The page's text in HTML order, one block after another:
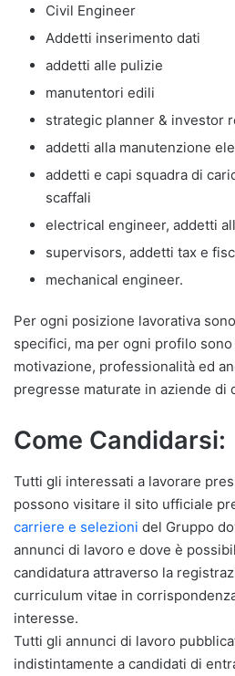
Civil Engineer
Addetti inserimento dati
addetti alle pulizie
manutentori edili
strategic planner & investor
addetti alla manutenzione
addetti e capi squadra di
scaffali
electrical engineer, addetti
supervisors, addetti tax e
mechanical engineer.
Per ogni posizione lavorativa
specifici, ma per ogni profilo
motivazione, professionalità ed
pregresse maturate in aziende di
Come Candidarsi:
Tutti gli interessati a lavorare
possono visitare il sito ufficiale
carriere e selezioni del Gruppo
annunci di lavoro e dove è
candidatura attraverso la
curriculum vitae in
interesse.
Tutti gli annunci di lavoro
indistintamente a candidati di